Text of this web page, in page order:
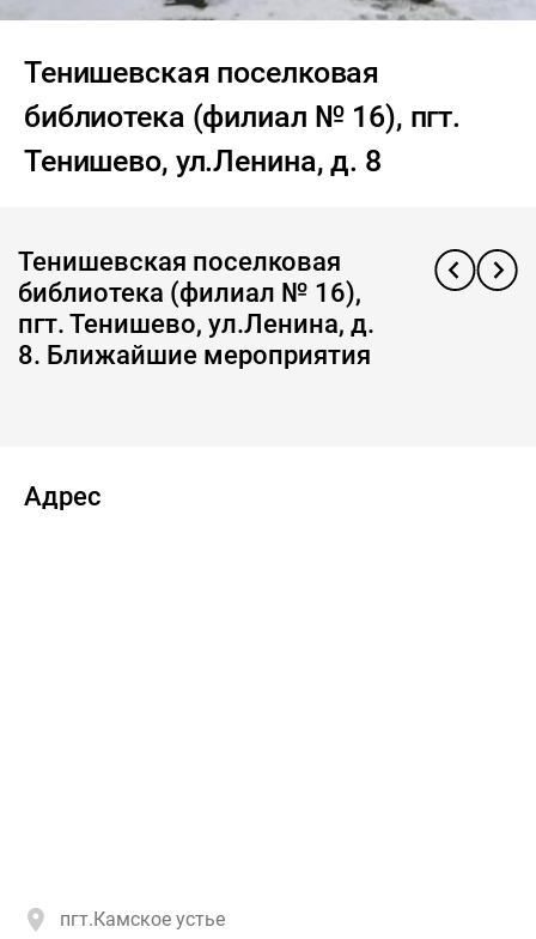
Тенишевская поселковая
библиотека (филиал № 16), пгт.
Тенишево, ул.Ленина, д. 8
Тенишевская поселковая
библиотека (филиал № 16),
пгт. Тенишево, ул.Ленина, д.
8. Ближайшие мероприятия
Адрес
пгт.Камское устье